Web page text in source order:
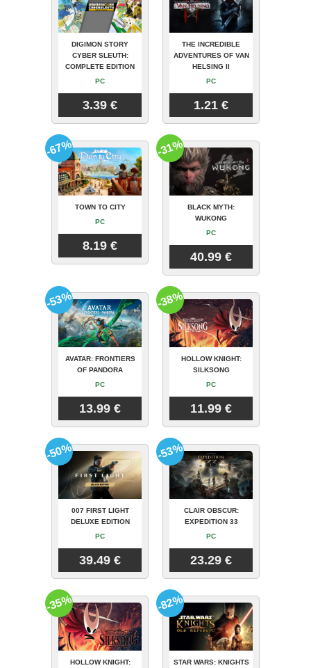
DIGIMON STORY
CYBER SLEUTH:
COMPLETE EDITION
PC
3.39 €
THE INCREDIBLE
ADVENTURES OF VAN
HELSING II
PC
1.21 €
TOWN TO CITY
PC
8.19 €
-67%
BLACK MYTH:
WUKONG
PC
40.99 €
-31%
AVATAR: FRONTIERS
OF PANDORA
PC
13.99 €
-53%
HOLLOW KNIGHT:
SILKSONG
PC
11.99 €
-38%
007 FIRST LIGHT
DELUXE EDITION
PC
39.49 €
-50%
CLAIR OBSCUR:
EXPEDITION 33
PC
23.29 €
-53%
HOLLOW KNIGHT:
-35%
STAR WARS: KNIGHTS
-82%